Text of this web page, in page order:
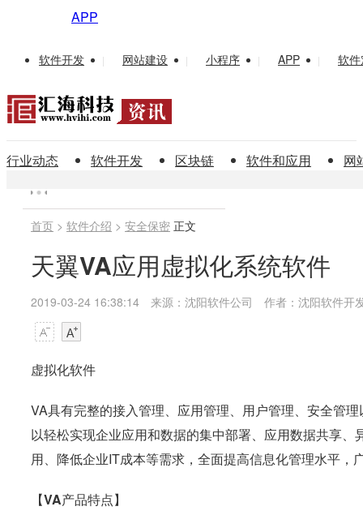
APP
软件开发 | 网站建设 | 小程序 | APP | 软
行业动态 软件开发 区块链 软件和应用 网
首页 > 软件介绍 > 安全保密 正文
天翼VA应用虚拟化系统软件
2019-03-24 16:38:14 来源：沈阳软件公司 作者：沈阳软件开
虚拟化软件
VA具有完整的接入管理、应用管理、用户管理、安全管
以轻松实现企业应用和数据的集中部署、应用数据共享
用、降低企业IT成本等需求，全面提高信息化管理水平，
【VA产品特点】